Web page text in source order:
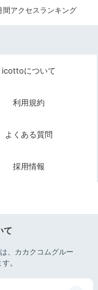
間アクセスランキング
icottoについて
利用規約
よくある質問
採用情報
て
、カカクコムグルー
。